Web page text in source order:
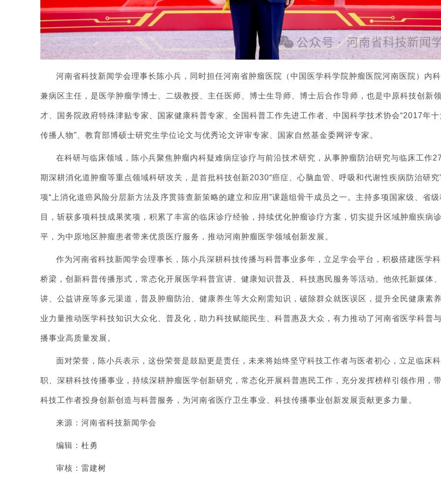
河南省科技新闻学会理事长陈小兵，同时担任河南省肿瘤医院（中国医学科学院肿瘤医院河南医院）内
兼病区主任，是医学肿瘤学博士、二级教授、主任医师、博士生导师、博士后合作导师，也是中原科技创新
才、国务院政府特殊津贴专家、国家健康科普专家、全国科普工作先进工作者、中国科学技术协会“2017年
传播人物”、教育部博硕士研究生学位论文与优秀论文评审专家、国家自然基金委网评专家。
在科研与临床领域，陈小兵聚焦肿瘤内科疑难病症诊疗与前沿技术研究，从事肿瘤防治研究与临床工作
期深耕消化道肿瘤等重点领域科研攻关，是首批科技创新2030“癌症、心脑血管、呼吸和代谢性疾病防治研究
项“上消化道癌风险分层新方法及序贯筛查新策略的建立和应用”课题组骨干成员之一。主持多项国家级、省
目，斩获多项科技成果奖项，积累了丰富的临床诊疗经验，持续优化肿瘤诊疗方案，切实提升区域肿瘤疾病
平，为中原地区肿瘤患者带来优质医疗服务，推动河南肿瘤医学领域创新发展。
作为河南省科技新闻学会理事长，陈小兵深耕科技传播与科普事业多年，立足学会平台，积极搭建医学
桥梁，创新科普传播形式，常态化开展医学科普宣讲、健康知识普及、科技惠民服务等活动。他依托新媒体
讲、公益讲座等多元渠道，普及肿瘤防治、健康养生等大众刚需知识，破除群众就医误区，提升全民健康素
业力量推动医学科技知识大众化、普及化，助力科技赋能民生、科普惠及大众，有力推动了河南省医学科普
播事业高质量发展。
面对荣誉，陈小兵表示，这份荣誉是鼓励更是责任，未来将始终坚守科技工作者与医者初心，立足临床
职、深耕科技传播事业，持续深耕肿瘤医学创新研究，常态化开展科普惠民工作，充分发挥榜样引领作用，
科技工作者投身创新创造与科普服务，为河南省医疗卫生事业、科技传播事业创新发展贡献更多力量。
来源： 河南省科技新闻学会
编辑：杜勇
审核：雷建树